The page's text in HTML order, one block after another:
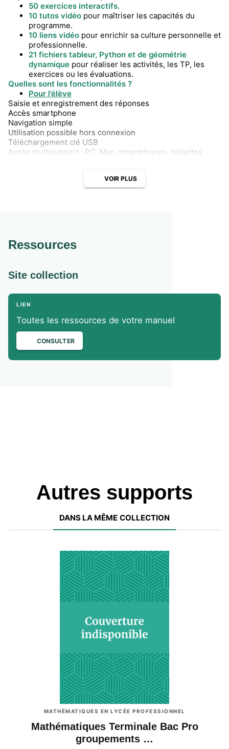
50 exercices interactifs.
10 tutos vidéo pour maîtriser les capacités du
programme.
10 liens vidéo pour enrichir sa culture personnelle et
professionnelle.
21 fichiers tableur, Python et de géométrie
dynamique pour réaliser les activités, les TP, les
exercices ou les évaluations.
Quelles sont les fonctionnalités ?
Pour l’élève
Saisie et enregistrement des réponses
Accès smartphone
Navigation simple
Utilisation possible hors connexion
Téléchargement clé USB
Accès multisupport : PC, Mac, smartphones, tablettes
VOIR PLUS
Ressources
Site collection
LIEN
Toutes les ressources de votre manuel
CONSULTER
Autres supports
DANS LA MÊME COLLECTION
MATHÉMATIQUES EN LYCÉE PROFESSIONNEL
Mathématiques Terminale Bac Pro
groupements …